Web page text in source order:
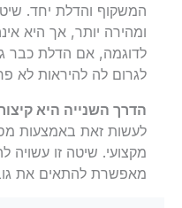
המשקוף והדלת יחד. שיטה זו
ומהירה יותר, אך היא אינה
לדוגמה, אם הדלת כבר
לגרום לה להיראות לא
הדרך השנייה היא קיצור
לעשות זאת באמצעות מסור
מקצועי. שיטה זו עשויה
מאפשרת להתאים את גובה